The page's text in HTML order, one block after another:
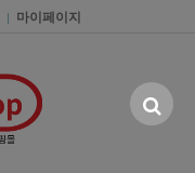
| 마이페이지